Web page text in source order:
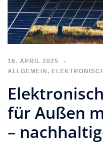
16. APRIL 2025
ALLGEMEIN ,
für Außen
–